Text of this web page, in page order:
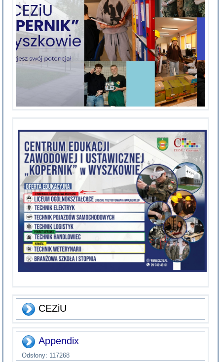
CEZiU
Appendix
Odsłony: 117268